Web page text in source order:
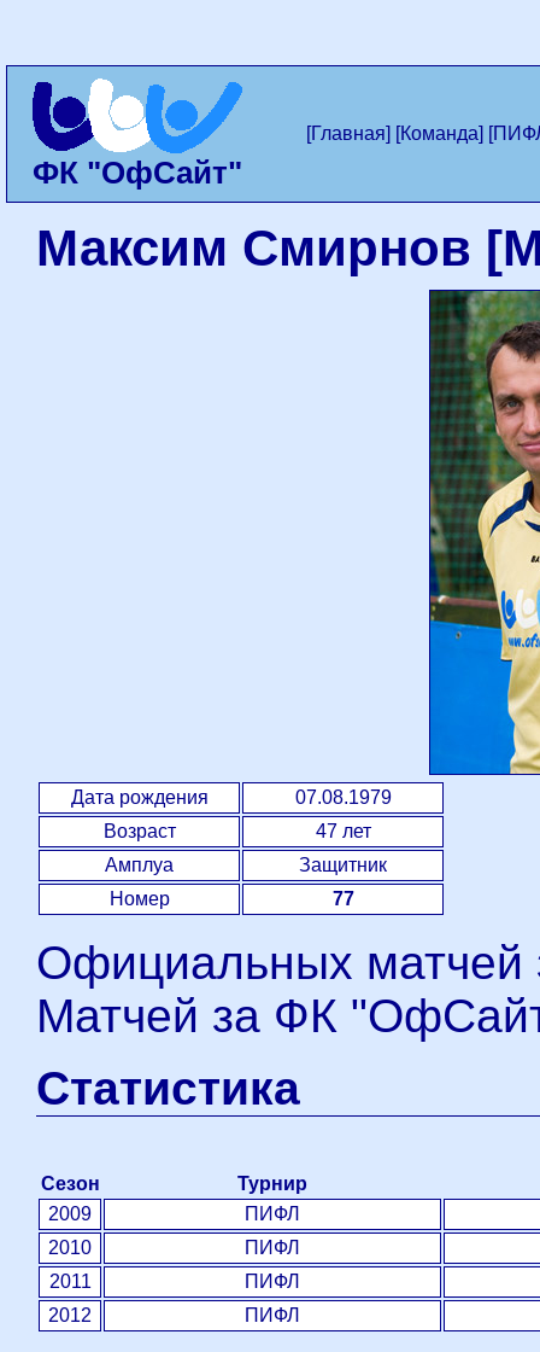
ФК "ОфСайт"
[Главная] [Команда]
Максим Смирнов
Дата рождения
07.08.1979
Возраст
47 лет
Амплуа
Защитник
Номер
77
Официальных
Матчей за ФК
Статистика
Сезон
Турнир
2009
ПИФЛ
2010
ПИФЛ
2011
ПИФЛ
2012
ПИФЛ